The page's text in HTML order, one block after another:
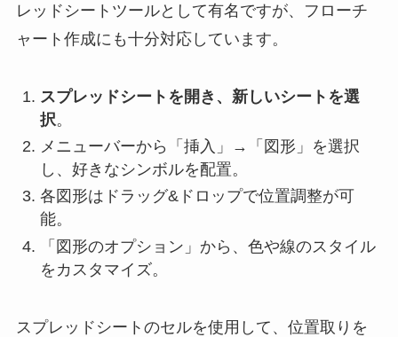
レッドシートツールとして有名ですが、フローチ
ャート作成にも十分対応しています。
スプレッドシートを開き、新しいシートを選
択。
メニューバーから「挿入」→「図形」を選択
し、好きなシンボルを配置。
各図形はドラッグ&ドロップで位置調整が可
能。
「図形のオプション」から、色や線のスタイル
をカスタマイズ。
スプレッドシートのセルを使用して、位置取りを